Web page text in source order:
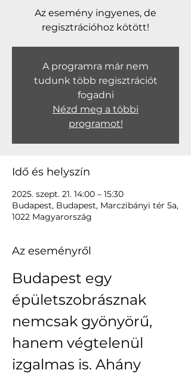
Az esemény ingyenes, de
regisztrációhoz kötött!
A programra már nem
tudunk több regisztrációt
fogadni
Nézd meg a többi
programot!
Idő és helyszín
2025. szept. 21. 14:00 – 15:30
Budapest, Budapest, Marczibányi tér 5a,
1022 Magyarország
Az eseményről
Budapest egy
épületszobrásznak
nemcsak gyönyörű,
hanem végtelenül
izgalmas is. Ahány